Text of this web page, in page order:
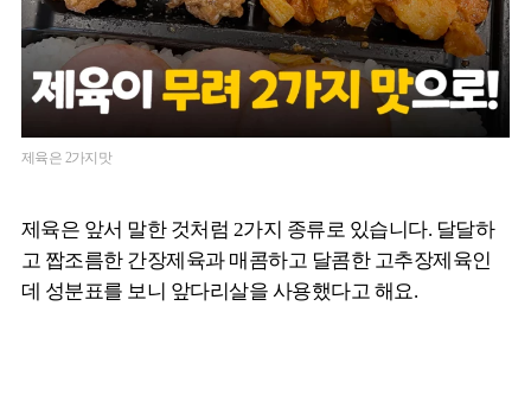
제육은 2가지맛
제육은 앞서 말한 것처럼 2가지 종류로 있습니다. 달달하
고 짭조름한 간장제육과 매콤하고 달콤한 고추장제육인
데 성분표를 보니 앞다리살을 사용했다고 해요.